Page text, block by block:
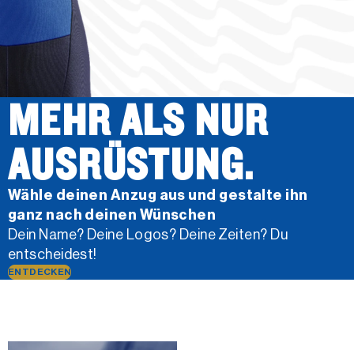
MEHR ALS NUR
AUSRÜSTUNG.
Wähle deinen Anzug aus und gestalte ihn
ganz nach deinen Wünschen
Dein Name? Deine Logos? Deine Zeiten? Du
entscheidest!
ENTDECKEN